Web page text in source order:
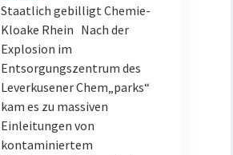
Staatlich gebilligt Chemie-
Kloake Rhein Nach der
Explosion im
Entsorgungszentrum des
Leverkusener Chem„parks“
kam es zu massiven
Einleitungen von
kontaminiertem